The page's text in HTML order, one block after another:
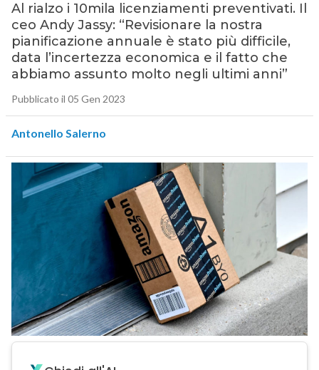
Al rialzo i 10mila licenziamenti preventivati. Il
ceo Andy Jassy: “Revisionare la nostra
pianificazione annuale è stato più difficile,
data l’incertezza economica e il fatto che
abbiamo assunto molto negli ultimi anni”
Pubblicato il 05 Gen 2023
Antonello Salerno